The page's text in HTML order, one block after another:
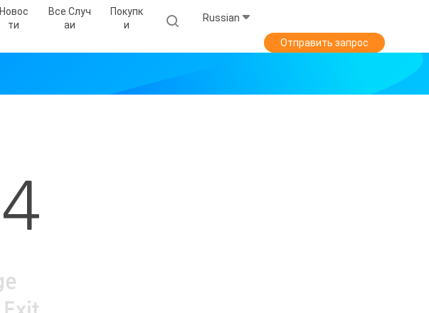
Новос
Ти
Все Случ
Аи
Покупк
И
Russian
Отправить запрос